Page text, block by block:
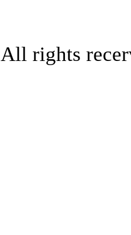
All rights